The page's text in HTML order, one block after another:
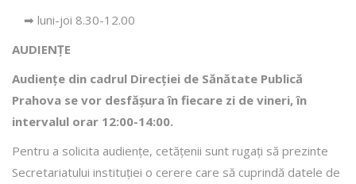
➡ luni-joi 8.30-12.00
AUDIENȚE
Audiențe din cadrul Direcţiei de Sănătate Publică
Prahova se vor desfăşura în fiecare zi de vineri, în
intervalul orar 12:00-14:00.
Pentru a solicita audienţe, cetăţenii sunt rugaţi să prezinte
Secretariatului instituției o cerere care să cuprindă datele de